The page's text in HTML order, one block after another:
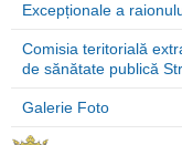
Excepționale a
Comisia teritorială
de sănătate publică
Galerie Foto